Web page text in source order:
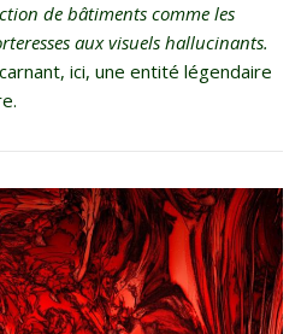
de bâtiments comme les
aux visuels hallucinants.
ici, une entité légendaire